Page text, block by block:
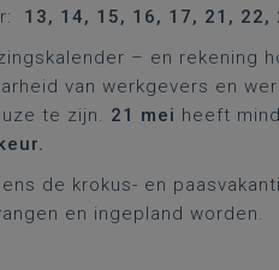
13, 14, 15, 16, 17, 21, 22,
– en rekening
van werkgevers en
te zijn. 21 mei heeft
de krokus- en
en ingepland worden.